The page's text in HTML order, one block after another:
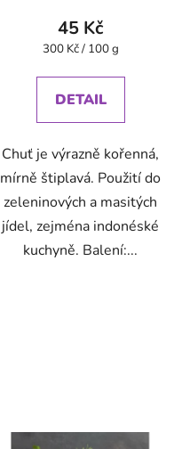
45 Kč
Měrná
300 Kč / 100 g
DETAIL
Chuť je výrazně kořenná,
mírně štiplavá. Použití do
zeleninových a masitých
jídel, zejména indonéské
kuchyně. Balení:...